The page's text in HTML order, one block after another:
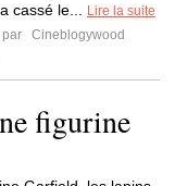
cassé le...
Lire la suite
par
Cineblogywood
figurine